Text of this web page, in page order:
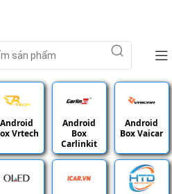
Android
Vrtech
Android
Box
Carlinkit
Android
Box Vaicar